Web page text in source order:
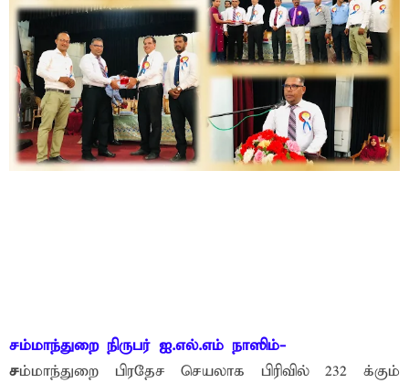
சம்மாந்துறை நிருபர் ஐ.எல்.எம் நாஸிம்-
சம்மாந்துறை பிரதேச செயலாக பிரிவில் 232 க்கும்